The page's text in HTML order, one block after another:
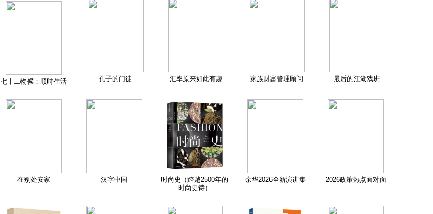
七十二物候：顺时生活 孔子的门徒 汇率原来如此有趣 家族财富管理顾问 最后的江湖戏班
在别处安家 汉字中国
时尚史（跨越2500年的
时尚史诗）
余华2026全新演讲集 2026政策热点面对面